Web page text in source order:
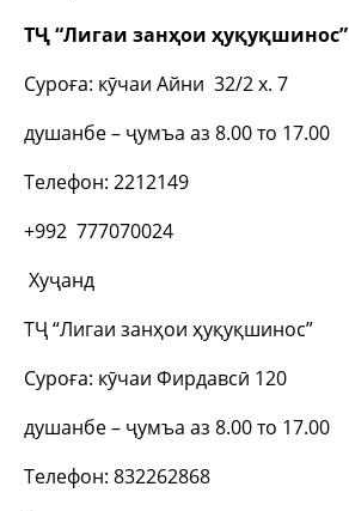
ТҶ “Лигаи занҳои ҳуқуқшинос”
Суроға: кӯчаи Айни 32/2 х. 7
душанбе – ҷумъа аз 8.00 то 17.00
Телефон: 2212149
+992 777070024
Хуҷанд
ТҶ “Лигаи занҳои ҳуқуқшинос”
Суроға: кӯчаи Фирдавсӣ 120
душанбе – ҷумъа аз 8.00 то 17.00
Телефон: 832262868